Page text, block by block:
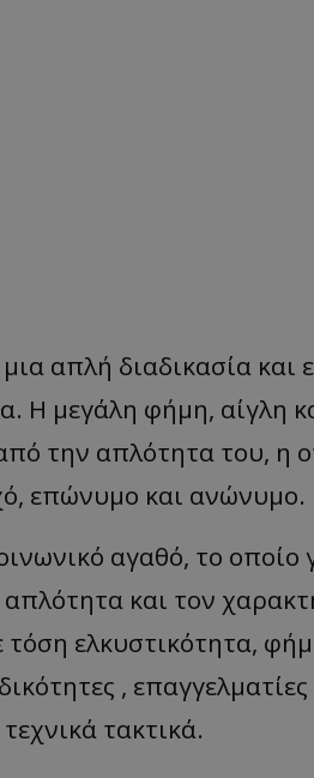
απλή διαδικασία και
Η μεγάλη φήμη, αίγλη
την απλότητα του, η
επώνυμο και ανώνυμο.
αγαθό, το οποίο
και τον
ελκυστικότητα,
,
τακτικά.